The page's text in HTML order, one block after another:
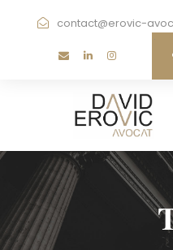
contact@erovic-
·